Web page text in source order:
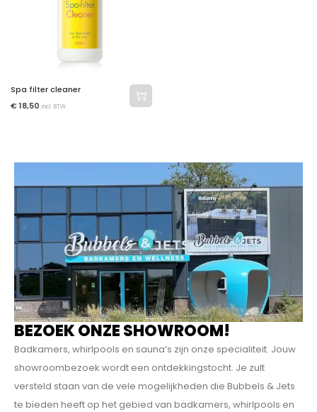
Spa filter cleaner
€18,50 incl. BTW
BEZOEK ONZE SHOWROOM!
Badkamers, whirlpools en sauna’s zijn onze specialiteit. Jouw
showroombezoek wordt een ontdekkings­tocht. Je zult
versteld staan van de vele mogelijkheden die Bubbels & Jets
te bieden heeft op het gebied van badkamers, whirlpools en